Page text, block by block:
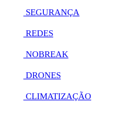
SEGURANÇA
REDES
NOBREAK
DRONES
CLIMATIZAÇÃO